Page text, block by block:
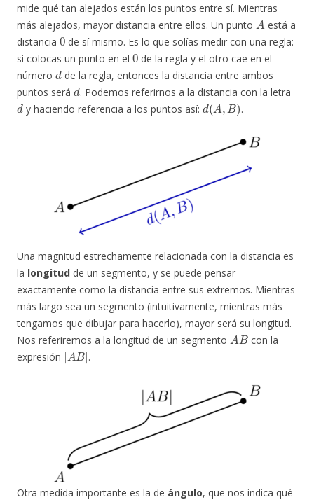
mide qué tan alejados están los puntos entre sí. Mientras
más alejados, mayor distancia entre ellos. Un punto
A
está a
distancia
0
de sí mismo. Es lo que solías medir con una regla:
si colocas un punto en el
0
de la regla y el otro cae en el
número
d
de la regla, entonces la distancia entre ambos
puntos será
d
. Podemos referirnos a la distancia con la letra
d
y haciendo referencia a los puntos así:
d(A,B)
.
Una magnitud estrechamente relacionada con la distancia es
la longitud de un segmento, y se puede pensar
exactamente como la distancia entre sus extremos. Mientras
más largo sea un segmento (intuitivamente, mientras más
tengamos que dibujar para hacerlo), mayor será su longitud.
Nos referiremos a la longitud de un segmento
A B
con la
expresión
|AB|
.
Otra medida importante es la de ángulo, que nos indica qué